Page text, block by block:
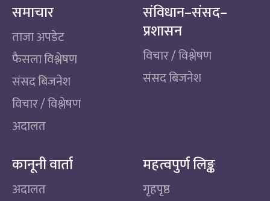
समाचार
ताजा अपडेट
फैसला विश्लेषण
संसद बिजनेश
विचार / विश्लेषण
अदालत
संविधान–संसद–
प्रशासन
विचार / विश्लेषण
संसद बिजनेश
कानूनी वार्ता
अदालत
महत्वपुर्ण लिङ्क
गृहपृष्ठ